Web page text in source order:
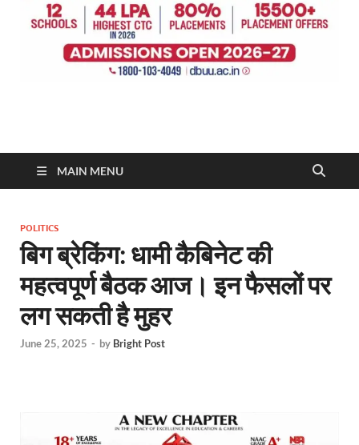
MAIN MENU
POLITICS
बिग ब्रेकिंग: धामी कैबिनेट की
महत्वपूर्ण बैठक आज। इन फैसलों पर
लग सकती है मुहर
June 25, 2025 - by Bright Post